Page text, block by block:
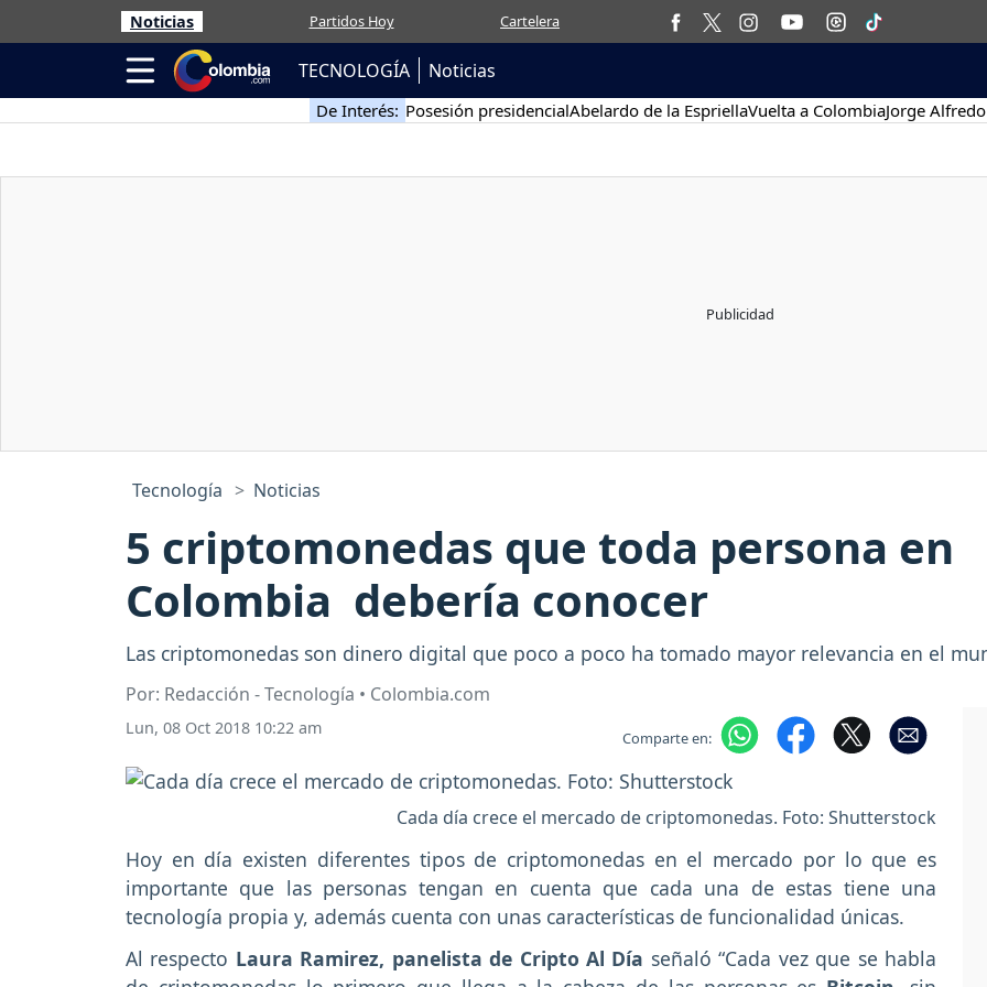
Noticias Partidos Hoy Cartelera
TECNOLOGÍA Noticias
De Interés: Posesión presidencialAbelardo de la EspriellaVuelta a ColombiaJorge
Tecnología Noticias
5 criptomonedas que toda persona en
Colombia debería conocer
Las criptomonedas son dinero digital que poco a poco ha tomado mayor relevancia en el
Por: Redacción - Tecnología • Colombia.com
Lun, 08 Oct 2018 10:22 am Comparte en:
Cada día crece el mercado de criptomonedas. Foto: Shutterstock
Hoy en día existen diferentes tipos de criptomonedas en el mercado por lo que es
importante que las personas tengan en cuenta que cada una de estas tiene una
tecnología propia y, además cuenta con unas características de funcionalidad únicas.
Al respecto Laura Ramirez, panelista de Cripto Al Día señaló “Cada vez que se habla